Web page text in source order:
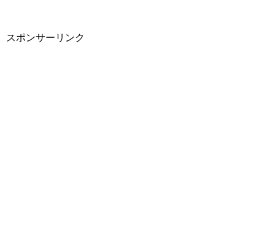
スポンサーリンク